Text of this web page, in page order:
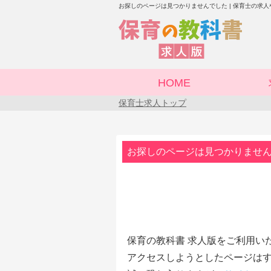
お探しのページは見つかりませんでした | 保育士の求
HOME
保育士求人トップ
お探しのページは見つかりませ
保育の教科書 求人版をご利用い
アクセスしようとしたページは